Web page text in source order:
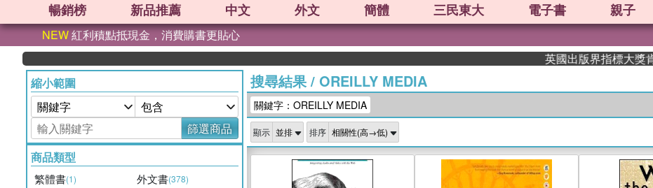
暢銷榜 新品推薦 中文 外文 簡體 三民東大 電子書 親子
NEW紅利積點抵現金，消費購書更貼心
英國出版界指標大獎肯定！
縮小範圍
篩選商品
商品類型
繁體書(1) 外文書(378)
搜尋結果/ OREILLY MEDIA
關鍵字：OREILLY MEDIA
顯示 排序